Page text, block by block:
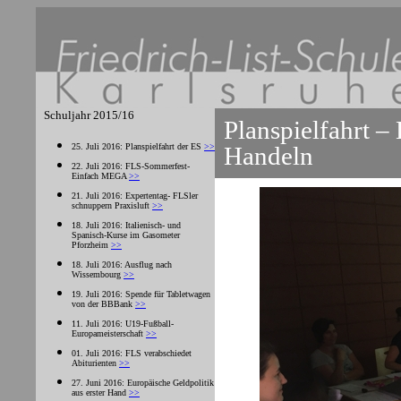
Schuljahr 2015/16
25. Juli 2016: Planspielfahrt der ES >>
22. Juli 2016: FLS-Sommerfest-
Einfach MEGA >>
21. Juli 2016: Expertentag- FLSler
schnuppern Praxisluft >>
18. Juli 2016: Italienisch- und
Spanisch-Kurse im Gasometer
Pforzheim >>
18. Juli 2016: Ausflug nach
Wissembourg >>
19. Juli 2016: Spende für Tabletwagen
von der BBBank >>
11. Juli 2016: U19-Fußball-
Europameisterschaft >>
01. Juli 2016: FLS verabschiedet
Abiturienten >>
27. Juni 2016: Europäische Geldpolitik
aus erster Hand >>
Planspielfahrt–
Handeln